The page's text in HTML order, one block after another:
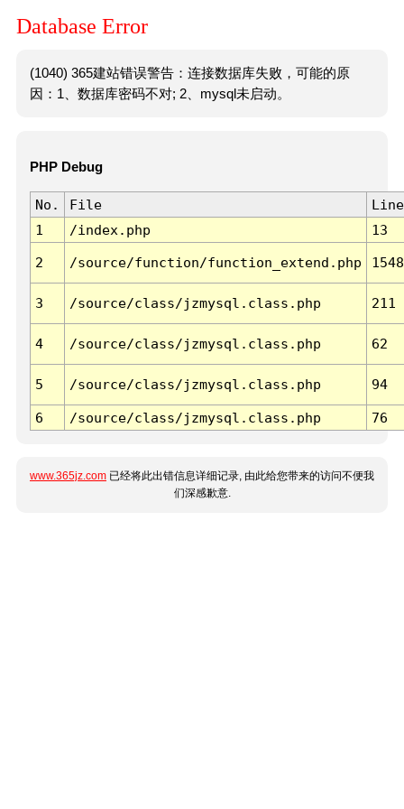
Database Error
(1040) 365建站错误警告：连接数据库失败，可能的原
因：1、数据库密码不对; 2、mysql未启动。
PHP Debug
No. File
Line
1
/index.php 13
2 /source/function/function_extend.php 1548
3 /source/class/jzmysql.class.php 211
4 /source/class/jzmysql.class.php 62
5 /source/class/jzmysql.class.php 94
6 /source/class/jzmysql.class.php 76
www.365jz.com 已经将此出错信息详细记录, 由此给您带来的访问不便我
们深感歉意.